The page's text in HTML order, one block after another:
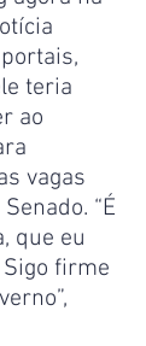
teria
ao
vagas
“É
que eu
firme